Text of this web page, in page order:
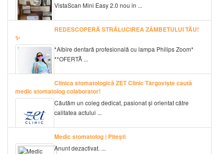
VistaScan Mini Easy 2.0 nou in ...
REDESCOPERĂ STRĂLUCIREA ZÂMBETULUI TĂU!
✨
*Albire dentară profesională cu lampa Philips Zoom*
**OFERTĂ ...
Clinica stomatologică ZET Clinic Târgoviște caută
medic stomatolog colaborator!
Căutăm un coleg dedicat, pasionat și orientat către
calitatea actului ...
Medic stomatolog | Pitești
Anunt dezactivat. ...